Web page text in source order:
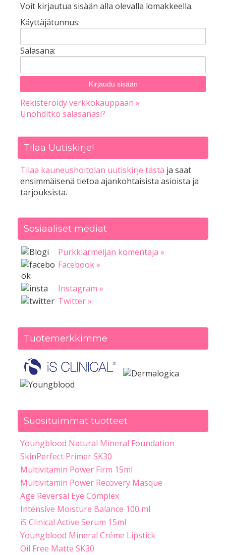
Voit kirjautua sisään alla olevalla lomakkeella.
Käyttäjätunnus:
Salasana:
Rekisteröidy verkkokauppaan »
Unohditko salasanasi?
Tilaa Uutiskirje!
Tilaa kauneushoitolan uutiskirje tästä ja saat
ensimmäisenä tietoa ajankohtaisista asioista ja
tarjouksista.
Sosiaaliset mediat
Purkkiarmeijan komentaja »
Facebook »
Instagram »
Twitter »
Tuotemerkkimme
Suosituimmat tuotteet
Youngblood Natural Mineral Foundation
SkinPerfect Primer SK30
Multivitamin Power Firm 15ml
Multivitamin Power Recovery Masque
Age Reversal Eye Complex
Intensive Moisture Balance 100 ml
iS Clinical Active Serum 15ml
Youngblood Mineral Créme Lipstick
Oil Free Matte SK30